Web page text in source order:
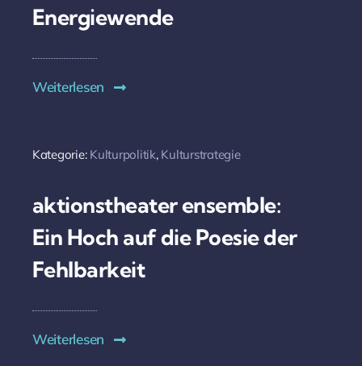
Energiewende
Weiterlesen
Kategorie: Kulturpolitik, Kulturstrategie
aktionstheater ensemble:
Ein Hoch auf die Poesie der
Fehlbarkeit
Weiterlesen